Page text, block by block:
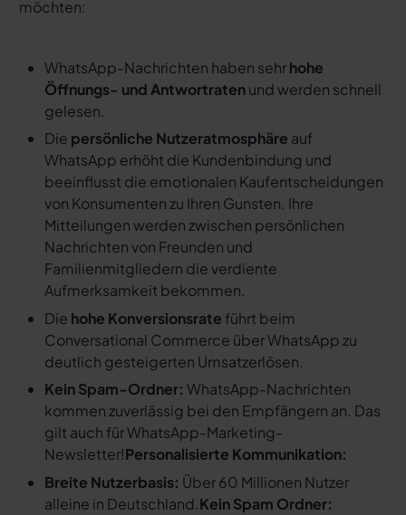
möchten:
WhatsApp-Nachrichten haben sehrhohe
Öffnungs- und Antwortratenund werden schnell
gelesen.
Die persönliche Nutzeratmosphäre auf
WhatsApp erhöht die Kundenbindung und
beeinflusst die emotionalen Kaufentscheidungen
von Konsumenten zu Ihren Gunsten. Ihre
Mitteilungen werden zwischen persönlichen
Nachrichten von Freunden und
Familienmitgliedern die verdiente
Aufmerksamkeit bekommen.
Die hohe Konversionsrate führt beim
Conversational Commerce über WhatsApp zu
deutlich gesteigerten Umsatzerlösen.
Kein Spam-Ordner: WhatsApp-Nachrichten
kommen zuverlässig bei den Empfängern an. Das
gilt auch für WhatsApp-Marketing-
Newsletter!Personalisierte Kommunikation:
Breite Nutzerbasis: Über 60 Millionen Nutzer
alleine in Deutschland.Kein Spam Ordner: